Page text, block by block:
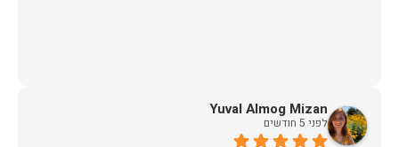
Yuval Almog Mizan
לפני 5 חודשים